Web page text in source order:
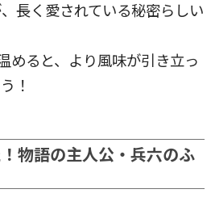
長く愛されている秘密らしい
めると、より風味が引き立っ
！
物語の主人公・兵六のふ